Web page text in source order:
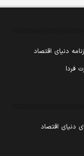
دنیای اقتصاد
فردا
دنیای اقتصاد